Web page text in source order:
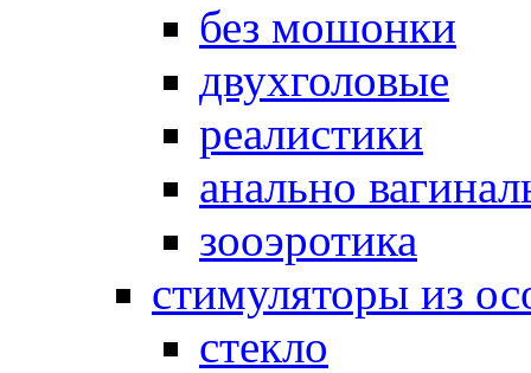
без мошонки
двухголовые
реалистики
анально
зооэротика
стимуляторы из
стекло